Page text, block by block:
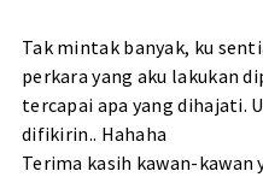
Tak mintak banyak, ku
perkara yang aku lakukan
tercapai apa yang dihajati.
difikirin.. Hahaha
Terima kasih kawan-kawan